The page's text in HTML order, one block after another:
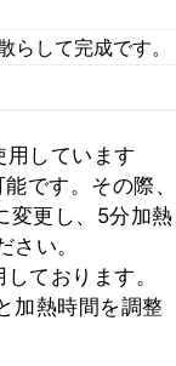
らして完成です。
しています
です。その際、
更し、5分加熱
い。
ております。
加熱時間を調整